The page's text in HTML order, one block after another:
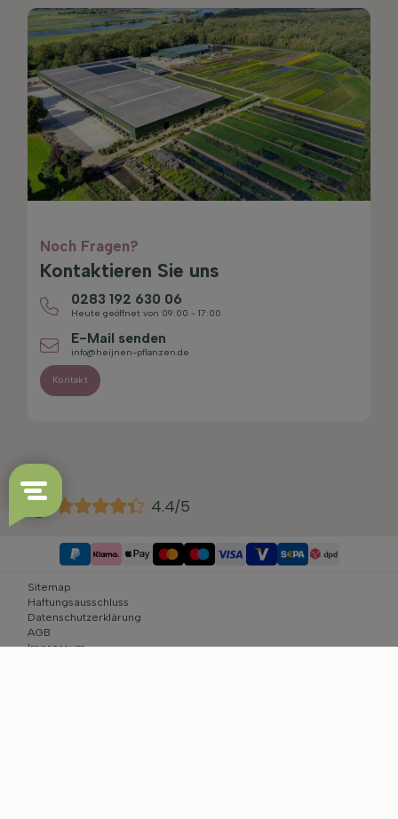
Noch Fragen?
Kontaktieren Sie uns
0283 192 630 06
Heute geöffnet von 09:00 - 17:00
E-Mail senden
info@heijnen-pflanzen.de
Kontakt
4.4/5
Sitemap
Haftungsausschluss
Datenschutzerklärung
AGB
Impressum